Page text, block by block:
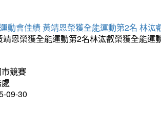
動會佳績 黃靖恩榮獲全能運動第2名 林汯
恩榮獲全能運動第2名林汯叡榮獲全能運
競賽
09-30